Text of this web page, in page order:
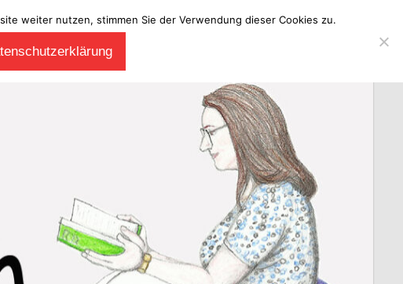
weiter nutzen, stimmen Sie der Verwendung dieser Cookies zu.